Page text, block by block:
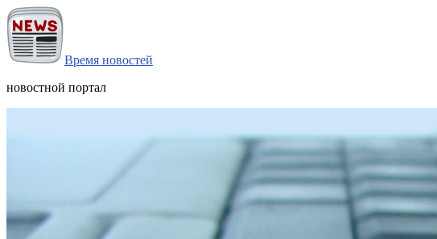
Время новостей
новостной портал